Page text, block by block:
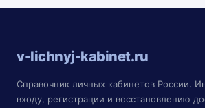
v-lichnyj-kabinet.ru
Справочник личных кабинетов России.
входу, регистрации и восстановлению